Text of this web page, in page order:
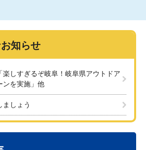
知らせ
楽しすぎるぞ岐阜！岐阜県アウトドア
ンを実施」他
ましょう